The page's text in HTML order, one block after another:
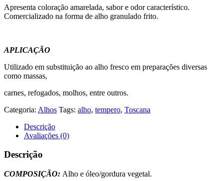
Apresenta coloração amarelada, sabor e odor característico.
Comercializado na forma de alho granulado frito.
APLICAÇÃO
Utilizado em substituição ao alho fresco em preparações diversas
como massas,
carnes, refogados, molhos, entre outros.
Categoria: Alhos Tags: alho, tempero, Toscana
Descrição
Avaliações (0)
Descrição
COMPOSIÇÃO: Alho e óleo/gordura vegetal.